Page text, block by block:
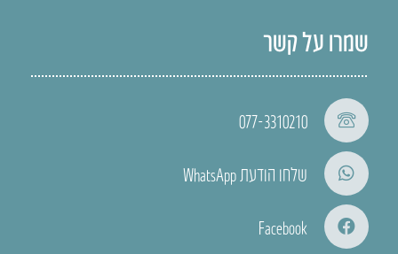
שמרו על קשר
077-3310210
שלחו הודעת WhatsApp
Facebook